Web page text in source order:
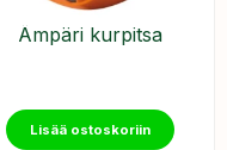
Ämpäri kurpitsa
Lisää ostoskoriin